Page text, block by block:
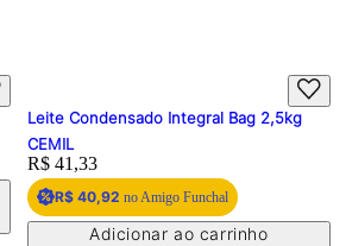
Leite Condensado Integral Bag 2,5kg
CEMIL
Price:
R$ 41,33
R$ 40,92 no Amigo Funchal
Adicionar ao carrinho